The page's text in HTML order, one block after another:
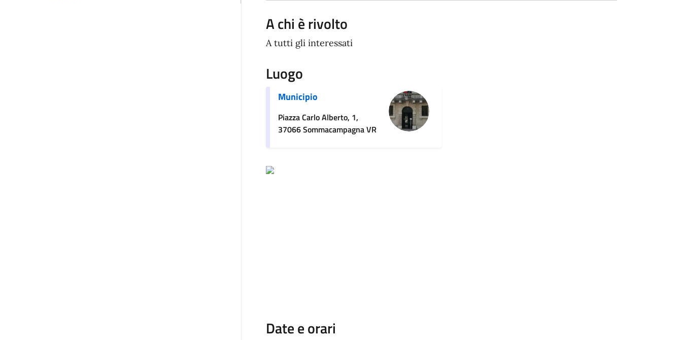
A chi è rivolto
A tutti gli interessati
Luogo
Municipio
Piazza Carlo Alberto, 1,
37066 Sommacampagna VR
Date e orari